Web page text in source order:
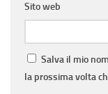
Sito web
Salva il mio
la prossima volta